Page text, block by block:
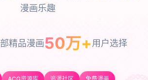
漫画乐趣
部精品漫画50万+ 用户选择